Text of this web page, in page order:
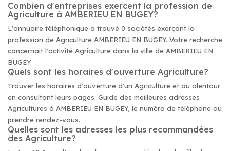
Combien d'entreprises exercent la profession de
Agriculture à AMBERIEU EN BUGEY?
L'annuaire téléphonique a trouvé 0 sociétés exerçant la
profession de Agriculture AMBERIEU EN BUGEY. Votre recherche
concernait l'activité Agriculture dans la ville de AMBERIEU EN
BUGEY.
Quels sont les horaires d'ouverture Agriculture?
Trouver les horaires d'ouverture d'un Agriculture et au alentour
en consultant leurs pages. Guide des meilleures adresses
Agricultures à AMBERIEU EN BUGEY, le numéro de téléphone ou
prendre rendez-vous.
Quelles sont les adresses les plus recommandées
des Agriculture?